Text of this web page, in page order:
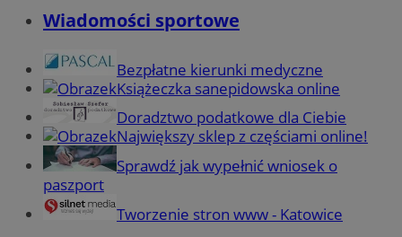
Wiadomości sportowe
Bezpłatne kierunki medyczne
Książeczka sanepidowska online
Doradztwo podatkowe dla Ciebie
Największy sklep z częściami online!
Sprawdź jak wypełnić wniosek o
paszport
Tworzenie stron www - Katowice